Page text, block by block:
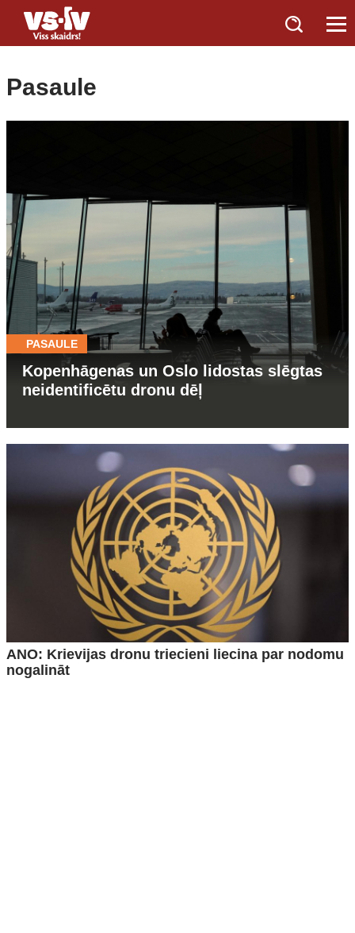
Pasaule
PASAULE
Kopenhāgenas un Oslo lidostas slēgtas
neidentificētu dronu dēļ
ANO: Krievijas dronu triecieni liecina par nodomu
nogalināt